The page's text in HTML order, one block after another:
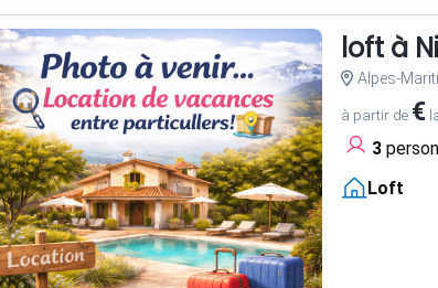
loft à
Alpes-
à partir de €
3
Loft